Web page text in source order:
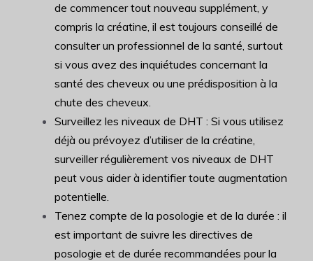
de commencer tout nouveau supplément, y
compris la créatine, il est toujours conseillé de
consulter un professionnel de la santé, surtout
si vous avez des inquiétudes concernant la
santé des cheveux ou une prédisposition à la
chute des cheveux.
Surveillez les niveaux de DHT : Si vous utilisez
déjà ou prévoyez d’utiliser de la créatine,
surveiller régulièrement vos niveaux de DHT
peut vous aider à identifier toute augmentation
potentielle.
Tenez compte de la posologie et de la durée : il
est important de suivre les directives de
posologie et de durée recommandées pour la